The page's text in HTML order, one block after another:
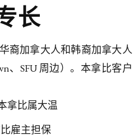
长
裔加拿大人和韩裔加拿大人
、SFU 周边）。本拿比客户
拿比属大温
雇主担保